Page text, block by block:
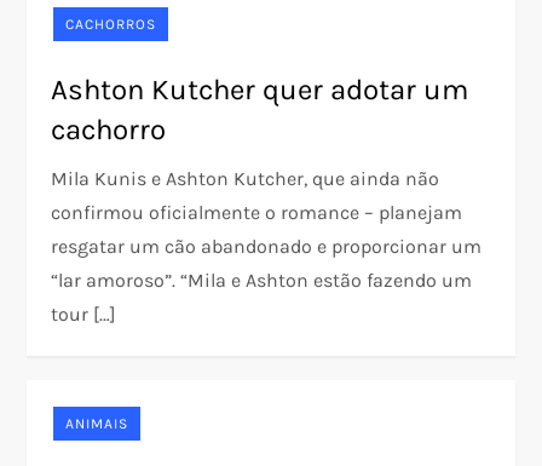
CACHORROS
Ashton Kutcher quer adotar um
cachorro
Mila Kunis e Ashton Kutcher, que ainda não
confirmou oficialmente o romance – planejam
resgatar um cão abandonado e proporcionar um
“lar amoroso”. “Mila e Ashton estão fazendo um
tour […]
ANIMAIS